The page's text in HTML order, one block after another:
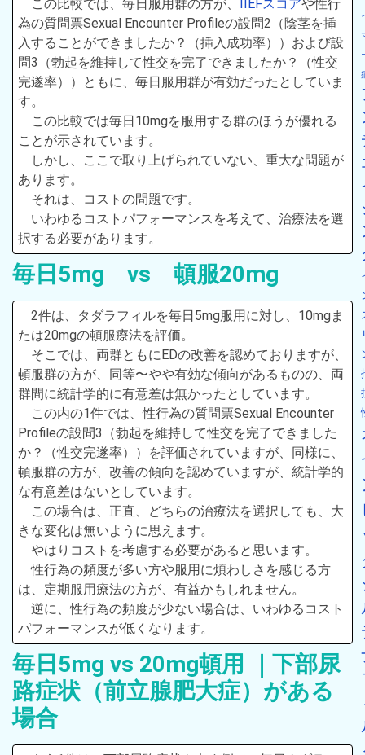
この比較では、毎日服用群の方が、 IIEFスコアや性行
為の質問票Sexual Encounter Profileの設問2（陰茎を挿
入することができましたか？（挿入成功率））および設
問3（勃起を維持して性交を完了できましたか？（性交
完遂率））ともに、毎日服用群が有効だったとしていま
す。
この比較では毎日10mgを服用する群のほうが優れる
ことが示されています。
しかし、ここで取り上げられていない、重大な問題が
あります。
それは、コストの問題です。
いわゆるコストパフォーマンスを考えて、治療法を選
択する必要があります。
毎日5mg vs 頓服20mg
2件は、タダラフィルを毎日5mg服用に対し、10mgま
たは20mgの頓服療法を評価。
そこでは、両群ともにEDの改善を認めておりますが、
頓服群の方が、同等〜やや有効な傾向があるものの、両
群間に統計学的に有意差は無かったとしています。
この内の1件では、性行為の質問票Sexual Encounter
Profileの設問3（勃起を維持して性交を完了できました
か？（性交完遂率））を評価されていますが、同様に、
頓服群の方が、改善の傾向を認めていますが、統計学的
な有意差はないとしています。
この場合は、正直、どちらの治療法を選択しても、大
きな変化は無いように思えます。
やはりコストを考慮する必要があると思います。
性行為の頻度が多い方や服用に煩わしさを感じる方
は、定期服用療法の方が、有益かもしれません。
逆に、性行為の頻度が少ない場合は、いわゆるコスト
パフォーマンスが低くなります。
毎日5mg vs 20mg頓用 ｜下部尿
路症状（前立腺肥大症）がある
場合